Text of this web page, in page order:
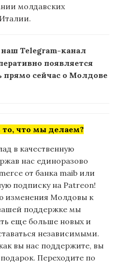
молдавских
Telegram-канал
появляется
прямо сейчас о Молдове
что мы делаем?
в качественную
нас единоразово
от банка maib или
подписку на Patreon!
изменения Молдовы к
поддержке мы
еще больше новых и
независимыми.
вы нас поддержите, вы
Переходите по